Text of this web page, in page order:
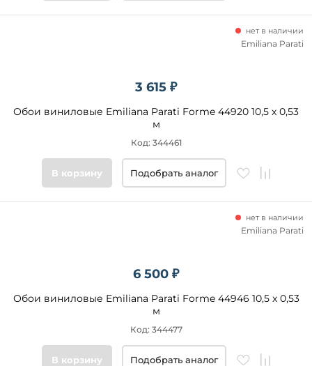
3 615 ₽
Обои виниловые Emiliana Parati Forme 44920 10,5 x 0,53
м
нет в наличии
Код: 344461
Emiliana Parati
В корзину Подобрать аналог
6 500 ₽
Обои виниловые Emiliana Parati Forme 44946 10,5 x 0,53
м
нет в наличии
Код: 344477
Emiliana Parati
В корзину Подобрать аналог